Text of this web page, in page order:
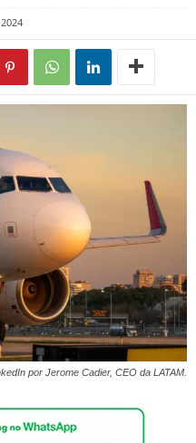
por Jerome Cadier, CEO da LATAM.